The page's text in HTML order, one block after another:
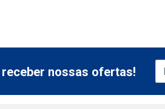
nossas ofertas!